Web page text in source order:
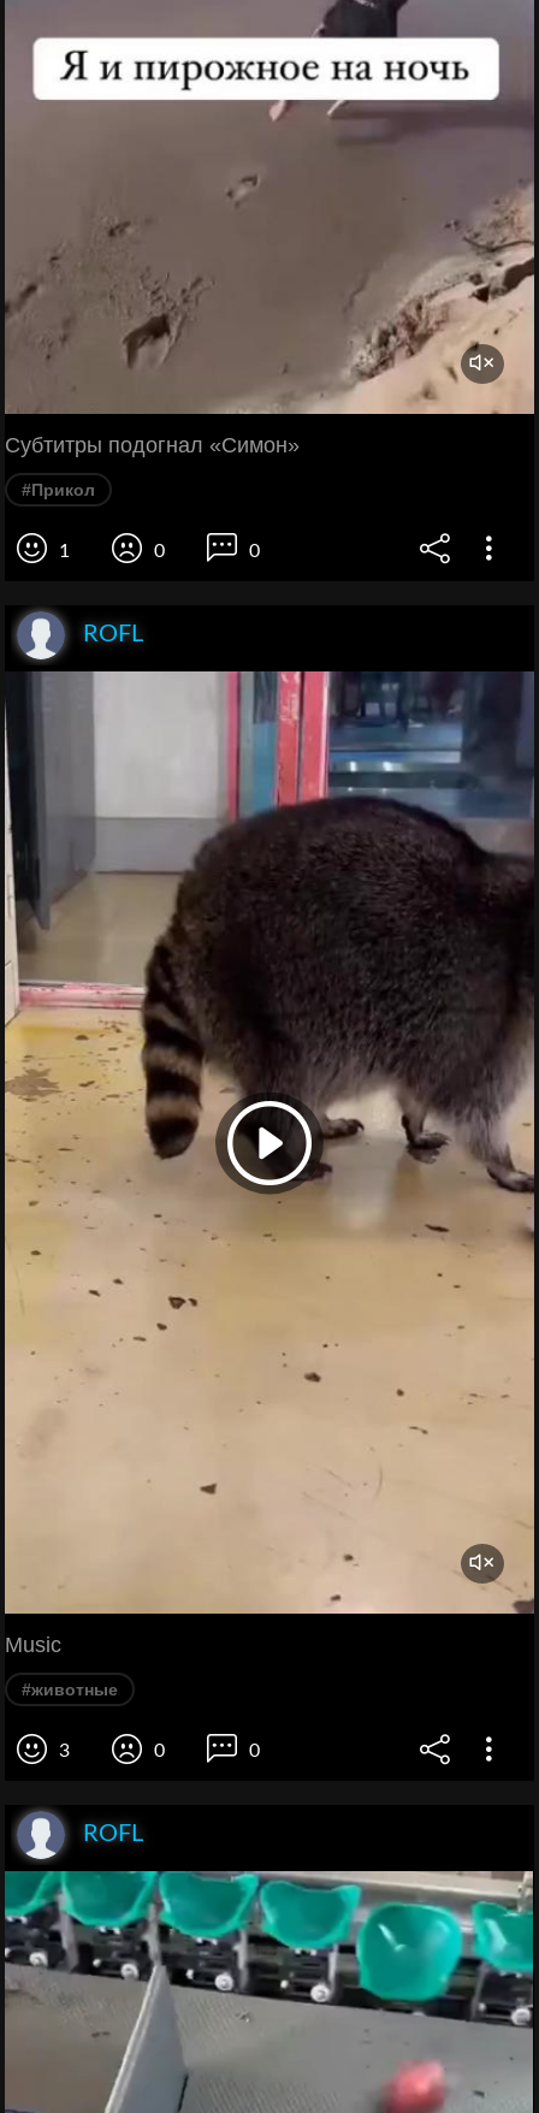
Субтитры подогнал «Симон»
#Прикол
1 0 0
ROFL
Music
#животные
3 0 0
ROFL